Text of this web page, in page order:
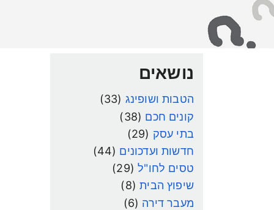
נושאים
הטבות ושופינג (33)
קונים חכם (38)
בתי עסק (29)
חדשות ועדכונים (44)
טסים לחו"ל(29)
שיפוץ הבית(8)
מעבר דירה (6)